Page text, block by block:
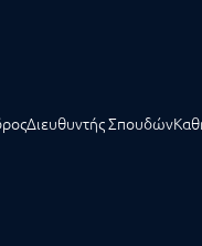
Διευθυντής Σπουδών